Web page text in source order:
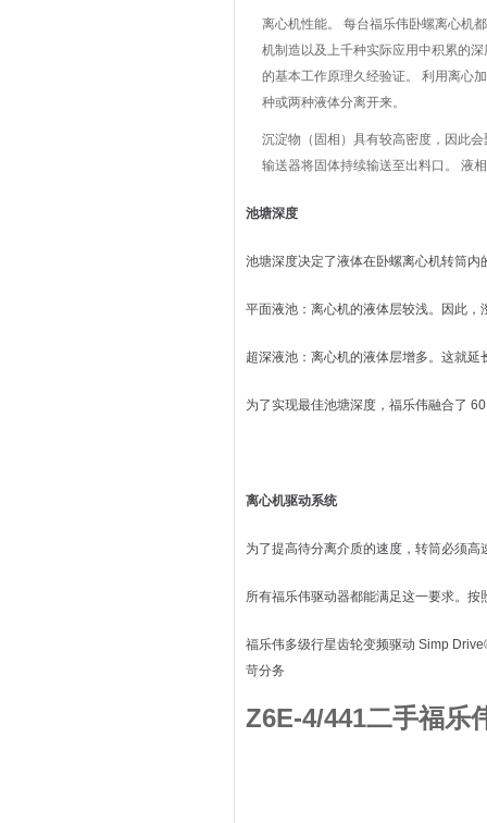
离心机性能。 每台福乐伟卧螺离心机
机制造以及上千种实际应用中积累的
的基本工作原理久经验证。 利用离心
种或两种液体分离开来。
沉淀物（固相）具有较高密度，因此
输送器将固体持续输送至出料口。 液
池塘深度
池塘深度决定了液体在卧螺离心机转筒
平面液池：离心机的液体层较浅。因此
超深液池：离心机的液体层增多。这就
为了实现最佳池塘深度，福乐伟融合了
离心机驱动系统
为了提高待分离介质的速度，转筒必须
所有福乐伟驱动器都能满足这一要求。
福乐伟多级行星齿轮变频驱动 Simp
苛分务
Z6E-4/441二手福乐